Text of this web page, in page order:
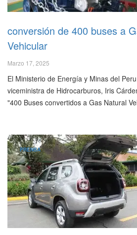
conversión de 400 buses a
Vehicular
Marzo 17, 2025
El Ministerio de Energía y Minas del
viceministra de Hidrocarburos, Iris
"400 Buses convertidos a Gas Natural
PRENSA